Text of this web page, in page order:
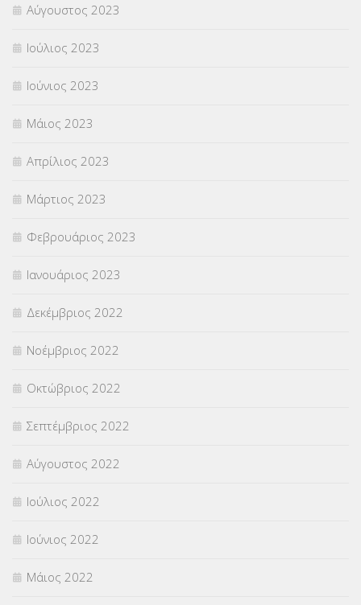
Αύγουστος 2023
Ιούλιος 2023
Ιούνιος 2023
Μάιος 2023
Απρίλιος 2023
Μάρτιος 2023
Φεβρουάριος 2023
Ιανουάριος 2023
Δεκέμβριος 2022
Νοέμβριος 2022
Οκτώβριος 2022
Σεπτέμβριος 2022
Αύγουστος 2022
Ιούλιος 2022
Ιούνιος 2022
Μάιος 2022